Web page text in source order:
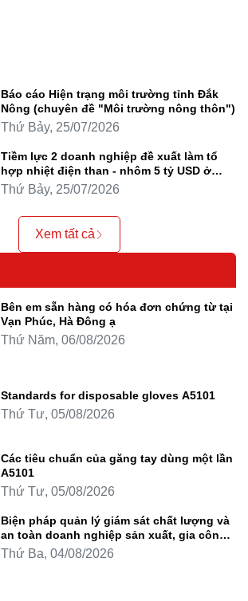
Báo cáo Hiện trạng môi trường tỉnh Đắk
Nông (chuyên đề "Môi trường nông thôn")
Thứ Bảy, 25/07/2026
Tiềm lực 2 doanh nghiệp đề xuất làm tổ
hợp nhiệt điện than - nhôm 5 tỷ USD ở
Lâm Đồng
Thứ Bảy, 25/07/2026
Xem tất cả
Bên em sẵn hàng có hóa đơn chứng từ tại
Vạn Phúc, Hà Đông ạ
Thứ Năm, 06/08/2026
Standards for disposable gloves A5101
Thứ Tư, 05/08/2026
Các tiêu chuẩn của găng tay dùng một lần
A5101
Thứ Tư, 05/08/2026
Biện pháp quản lý giám sát chất lượng và
an toàn doanh nghiệp sản xuất, gia công
thực phẩm
Thứ Ba, 04/08/2026